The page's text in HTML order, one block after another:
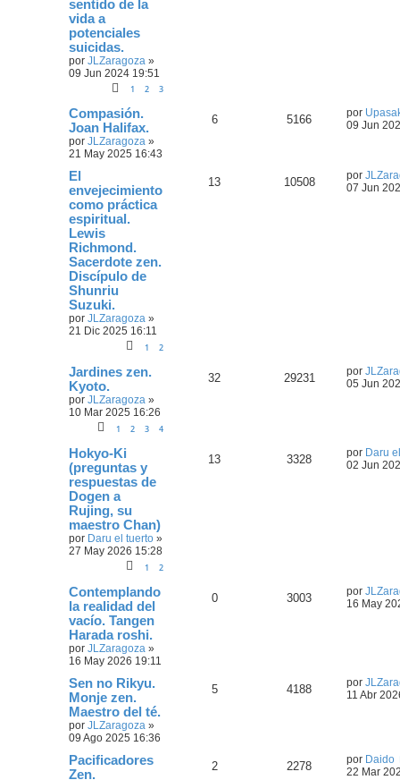
sentido de la
vida a
potenciales
suicidas.
por JLZaragoza »
09 Jun 2024 19:51
1 2 3
Compasión.
Joan Halifax.
por JLZaragoza »
21 May 2025 16:43
6 5166 por
09 Jun
El
envejecimiento
como práctica
espiritual.
Lewis
Richmond.
Sacerdote zen.
Discípulo de
Shunriu
Suzuki.
por JLZaragoza »
21 Dic 2025 16:11
1 2
13 10508 por
07 Jun
Jardines zen.
Kyoto.
por JLZaragoza »
10 Mar 2025 16:26
1 2 3 4
32 29231 por
05 Jun
Hokyo-Ki
(preguntas y
respuestas de
Dogen a
Rujing, su
maestro Chan)
por Daru el tuerto »
27 May 2026 15:28
1 2
13 3328 por Daru
02 Jun
Contemplando
la realidad del
vacío. Tangen
Harada roshi.
por JLZaragoza »
16 May 2026 19:11
0 3003 por
16 May
Sen no Rikyu.
Monje zen.
Maestro del té.
por JLZaragoza »
09 Ago 2025 16:36
5 4188 por
11 Abr
Pacificadores
Zen.
2 2278 por Daido
22 Mar